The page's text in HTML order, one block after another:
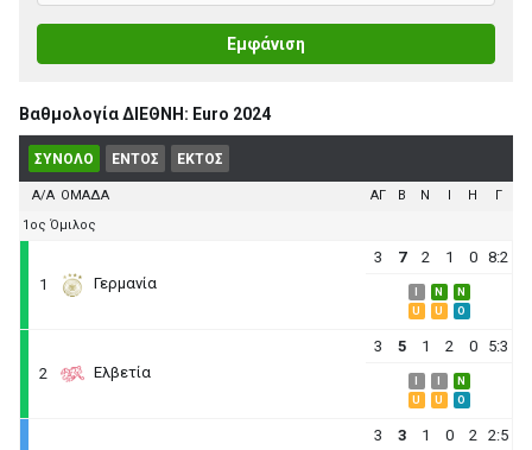
Εμφάνιση
Βαθμολογία ΔΙΕΘΝΗ: Euro 2024
ΣΥΝΟΛΟ ΕΝΤΟΣ ΕΚΤΟΣ
Α/Α ΟΜΑΔΑ ΑΓ B N I H
Γ
1ος Όμιλος
1 Γερμανία
3 7 2 1 0 8:2
N
N
U
U O
2 Ελβετία
3 5 1 2 0 5:3
N
U
U O
3 3 1 0 2 2:5